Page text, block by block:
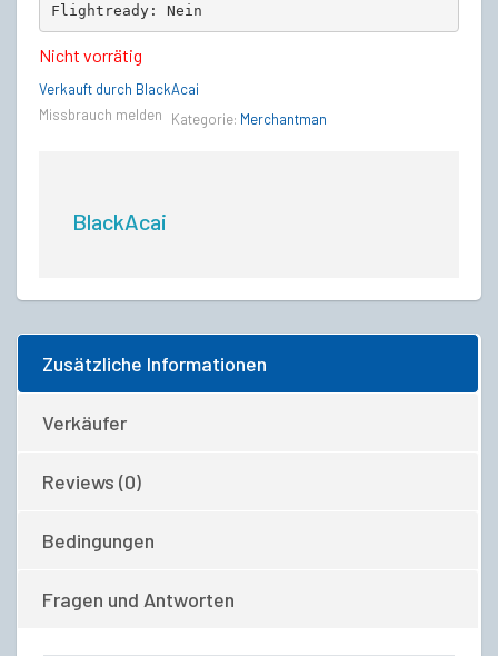
€829,00€440,00.
Flightready: Nein
Nicht vorrätig
Verkauft durch BlackAcai
Missbrauch melden
Kategorie: Merchantman
BlackAcai
Zusätzliche Informationen
Verkäufer
Reviews (0)
Bedingungen
Fragen und Antworten